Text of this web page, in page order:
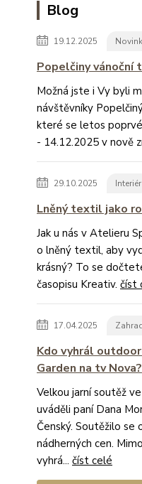
Blog
19.12.2025
Popelčiny vánoční
Možná jste i Vy byli
návštěvníky
které se letos
- 14.12.2025 v nově
29.10.2025 Interiér
Lněný textil jako
Jak u nás v Atelieru
o lněný textil, aby
krásný? To se
časopisu Kreativ. číst
17.04.2025
Kdo vyhrál
Garden na tv Nova?
Velkou jarní soutěž
uváděli paní Dana
Čenský. Soutěžilo se
nádherných cen.
vyhrá... číst celé